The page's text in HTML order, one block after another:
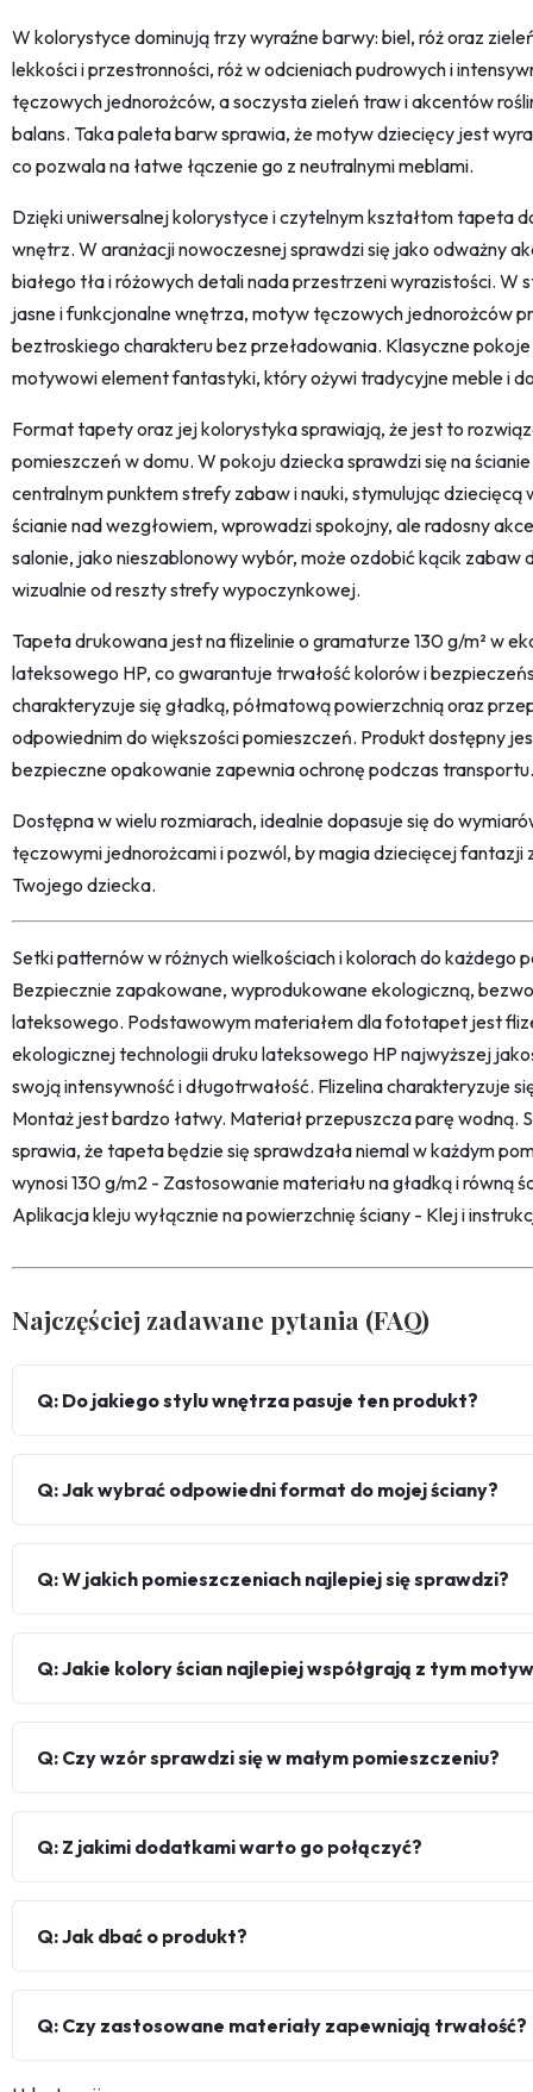
W kolorystyce dominują trzy wyraźne barwy: biel, róż oraz
lekkości i przestronności, róż w odcieniach pudrowych i
tęczowych jednorożców, a soczysta zieleń traw i akcentów
balans. Taka paleta barw sprawia, że motyw dziecięcy jest
co pozwala na łatwe łączenie go z neutralnymi meblami.
Dzięki uniwersalnej kolorystyce i czytelnym kształtom tapeta
wnętrz. W aranżacji nowoczesnej sprawdzi się jako odważny
białego tła i różowych detali nada przestrzeni wyrazistości. W
jasne i funkcjonalne wnętrza, motyw tęczowych jednorożców
beztroskiego charakteru bez przeładowania. Klasyczne
motywowi element fantastyki, który ożywi tradycyjne meble i
Format tapety oraz jej kolorystyka sprawiają, że jest to
pomieszczeń w domu. W pokoju dziecka sprawdzi się na
centralnym punktem strefy zabaw i nauki, stymulując dziecięcą
ścianie nad wezgłowiem, wprowadzi spokojny, ale radosny
salonie, jako nieszablonowy wybór, może ozdobić kącik zabaw
wizualnie od reszty strefy wypoczynkowej.
Tapeta drukowana jest na flizelinie o gramaturze 130 g/m² w
lateksowego HP, co gwarantuje trwałość kolorów i
charakteryzuje się gładką, półmatową powierzchnią oraz
odpowiednim do większości pomieszczeń. Produkt dostępny
bezpieczne opakowanie zapewnia ochronę podczas transportu.
Dostępna w wielu rozmiarach, idealnie dopasuje się do
tęczowymi jednorożcami i pozwól, by magia dziecięcej fantazji
Twojego dziecka.
Setki patternów w różnych wielkościach i kolorach do każdego
Bezpiecznie zapakowane, wyprodukowane ekologiczną,
lateksowego. Podstawowym materiałem dla fototapet jest
ekologicznej technologii druku lateksowego HP najwyższej
swoją intensywność i długotrwałość. Flizelina charakteryzuje
Montaż jest bardzo łatwy. Materiał przepuszcza parę wodną.
sprawia, że tapeta będzie się sprawdzała niemal w każdym
wynosi 130 g/m2 - Zastosowanie materiału na gładką i równą
Aplikacja kleju wyłącznie na powierzchnię ściany - Klej i
Najczęściej zadawane pytania (FAQ)
Q: Do jakiego stylu wnętrza pasuje ten produkt?
Q: Jak wybrać odpowiedni format do mojej ściany?
Q: W jakich pomieszczeniach najlepiej się sprawdzi?
Q: Jakie kolory ścian najlepiej współgrają z tym
Q: Czy wzór sprawdzi się w małym pomieszczeniu?
Q: Z jakimi dodatkami warto go połączyć?
Q: Jak dbać o produkt?
Q: Czy zastosowane materiały zapewniają trwałość?